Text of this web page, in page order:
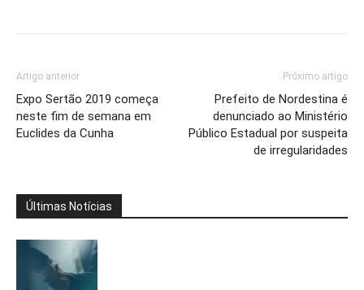
Artigo anterior
Expo Sertão 2019 começa
neste fim de semana em
Euclides da Cunha
Próximo artigo
Prefeito de Nordestina é
denunciado ao Ministério
Público Estadual por suspeita
de irregularidades
Últimas Notícias